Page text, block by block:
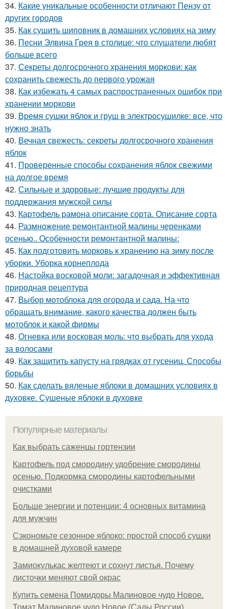
34. Какие уникальные особенности отличают Пензу от
других городов
35. Как сушить шиповник в домашних условиях на зиму
36. Песни Элвина Грея в столице: что слушатели любят
больше всего
37. Секреты долгосрочного хранения моркови: как
сохранить свежесть до первого урожая
38. Как избежать 4 самых распространенных ошибок при
хранении моркови
39. Время сушки яблок и груш в электросушилке: все, что
нужно знать
40. Вечная свежесть: секреты долгосрочного хранения
яблок
41. Проверенные способы сохранения яблок свежими
на долгое время
42. Сильные и здоровые: лучшие продукты для
поддержания мужской силы
43. Картофель рамона описание сорта. Описание сорта
44. Размножение ремонтантной малины черенками
осенью.. Особенности ремонтантной малины:
45. Как подготовить морковь к хранению на зиму после
уборки. Уборка корнеплода
46. Настойка восковой моли: загадочная и эффективная
природная рецептура
47. Выбор мотоблока для огорода и сада. На что
обращать внимание, какого качества должен быть
мотоблок и какой фирмы
48. Огневка или восковая моль: что выбрать для ухода
за волосами
49. Как защитить капусту на грядках от гусениц. Способы
борьбы
50. Как сделать вяленые яблоки в домашних условиях в
духовке. Сушеные яблоки в духовке
Популярные материалы
Как выбрать саженцы гортензии
Картофель под смородину удобрение смородины
осенью. Подкормка смородины картофельными
очистками
Больше энергии и потенции: 4 основных витамина
для мужчин
Сэкономьте сезонное яблоко: простой способ сушки
в домашней духовой камере
Замиокулькас желтеют и сохнут листья. Почему
листочки меняют свой окрас
Купить семена Помидоры Малиновое чудо Новое.
Томат Малиновое чудо Новое (Сады России)